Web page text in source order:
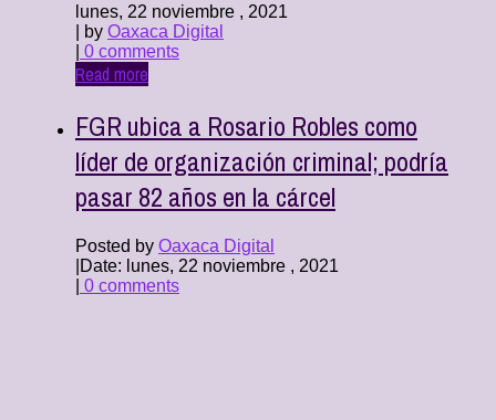
lunes, 22 noviembre , 2021
| by Oaxaca Digital
0 comments
Read more
FGR ubica a Rosario Robles como
líder de organización criminal; podría
pasar 82 años en la cárcel
Posted by Oaxaca Digital
Date: lunes, 22 noviembre , 2021
0 comments